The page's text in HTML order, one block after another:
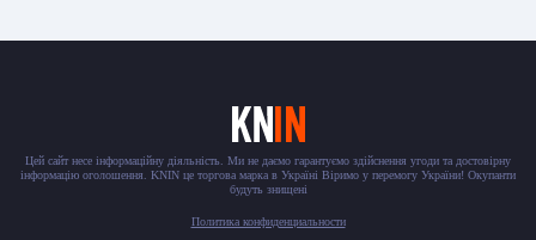
Цей сайт несе інформаційну діяльність. Ми не даємо гарантуємо здійснення угоди та достовірну
інформацію оголошення. KNIN це торгова марка в Україні Віримо у перемогу України! Окупанти
будуть знищені
Политика конфиденциальности